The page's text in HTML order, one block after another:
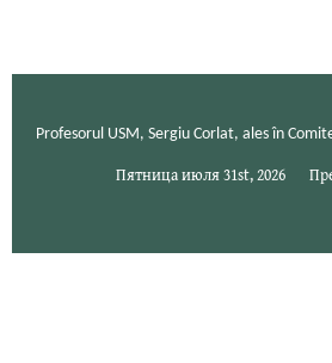
Profesorul USM, Sergiu Corlat, ales în
Пятница июля 31st, 2026